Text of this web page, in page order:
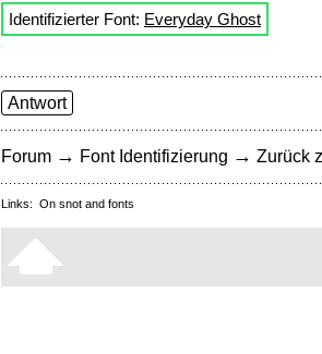
Identifizierter Font: Everyday Ghost
Antwort
Forum → Font Identifizierung → Zurück
Links: On snot and fonts